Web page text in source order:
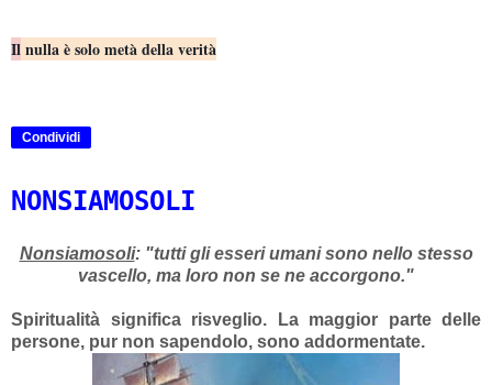
Il nulla è solo metà della verità
Condividi
NONSIAMOSOLI
Nonsiamosoli: "tutti gli esseri umani sono nello stesso
vascello, ma loro non se ne accorgono."
Spiritualità significa risveglio. La maggior parte delle
persone, pur non sapendolo, sono addormentate.